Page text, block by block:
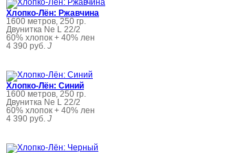
Хлопко-Лён: Ржавчина
1600 метров, 250 гр.
Двунитка Ne L 22/2
60% хлопок + 40% лен
4 390 руб. J
Хлопко-Лён: Синий
1600 метров, 250 гр.
Двунитка Ne L 22/2
60% хлопок + 40% лен
4 390 руб. J